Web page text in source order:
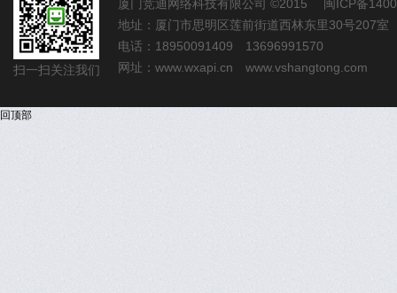
扫一扫关注我们
厦门竞迪网络科技有限公司 ©2015 闽ICP备
地址：厦门市思明区莲前街道西林东里30号207室
电话：18950091409 13696991570
网址： www.wxapi.cn www.vshangtong.com
回顶部